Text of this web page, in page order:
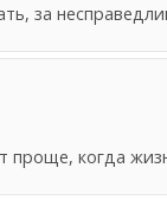
за
проще, когда